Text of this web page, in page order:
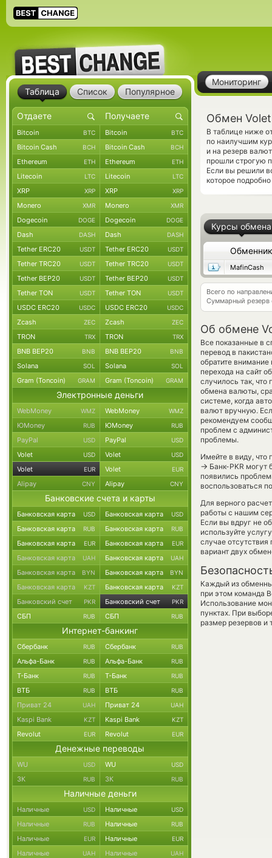
Мониторинг
Обмен Volet
В таблице ниже
по наилучшим
и на резерв
прошли строгую
Если вы решили
которое
Курсы обмена
Обменник
MafinCash
Всего по
Суммарный резерв
Об обмене
Все показанные в
перевод в
обратите
перехода на сайт
случилось так,
обмена валюты,
системе, когда
валют вручную.
рекомендуем
проблем с
проблемы.
Имейте в виду, что
→ Банк-PKR могут
появились
воспользоваться
Для верного
работы с нашим
Если вы вдруг не
используйте
случае
вариант двух
Каждый из
при этом команда
Использование
пунктах. При
размер резервов и
Таблица Список Популярное
Bitcoin BTC Bitcoin BTC
Bitcoin Cash BCH Bitcoin Cash BCH
Ethereum ETH Ethereum ETH
Litecoin LTC Litecoin LTC
XRP XRP XRP XRP
Monero XMR Monero XMR
Dogecoin DOGE Dogecoin DOGE
Dash DASH Dash DASH
Tether ERC20 USDT Tether ERC20 USDT
Tether TRC20 USDT Tether TRC20 USDT
Tether BEP20 USDT Tether BEP20 USDT
Tether TON USDT Tether TON USDT
USDC ERC20 USDC USDC ERC20 USDC
Zcash ZEC Zcash ZEC
TRON TRX TRON TRX
BNB BEP20 BNB BNB BEP20 BNB
Solana SOL Solana SOL
Gram (Toncoin) GRAM Gram (Toncoin) GRAM
Электронные деньги
WebMoney WMZ WebMoney WMZ
ЮMoney RUB ЮMoney RUB
PayPal USD PayPal USD
Volet USD Volet USD
Volet EUR Volet EUR
Alipay CNY Alipay CNY
Банковские счета и карты
Банковская карта USD Банковская карта USD
Банковская карта RUB Банковская карта RUB
Банковская карта EUR Банковская карта EUR
Банковская карта UAH Банковская карта UAH
Банковская карта BYN Банковская карта BYN
Банковская карта KZT Банковская карта KZT
Банковский счет PKR Банковский счет PKR
СБП RUB СБП RUB
Интернет-банкинг
Сбербанк RUB Сбербанк RUB
Альфа-Банк RUB Альфа-Банк RUB
Т-Банк RUB Т-Банк RUB
ВТБ RUB ВТБ RUB
Приват 24 UAH Приват 24 UAH
Kaspi Bank KZT Kaspi Bank KZT
Revolut EUR Revolut EUR
Денежные переводы
WU USD WU USD
ЗК RUB ЗК RUB
Наличные деньги
Наличные USD Наличные USD
Наличные RUB Наличные RUB
Наличные EUR Наличные EUR
Наличные UAH Наличные UAH